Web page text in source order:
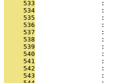
     533
:
     534
:
     535
:
     536
:
     537
:
     538
:
     539
:
     540
:
     541
:
     542
:
     543
: